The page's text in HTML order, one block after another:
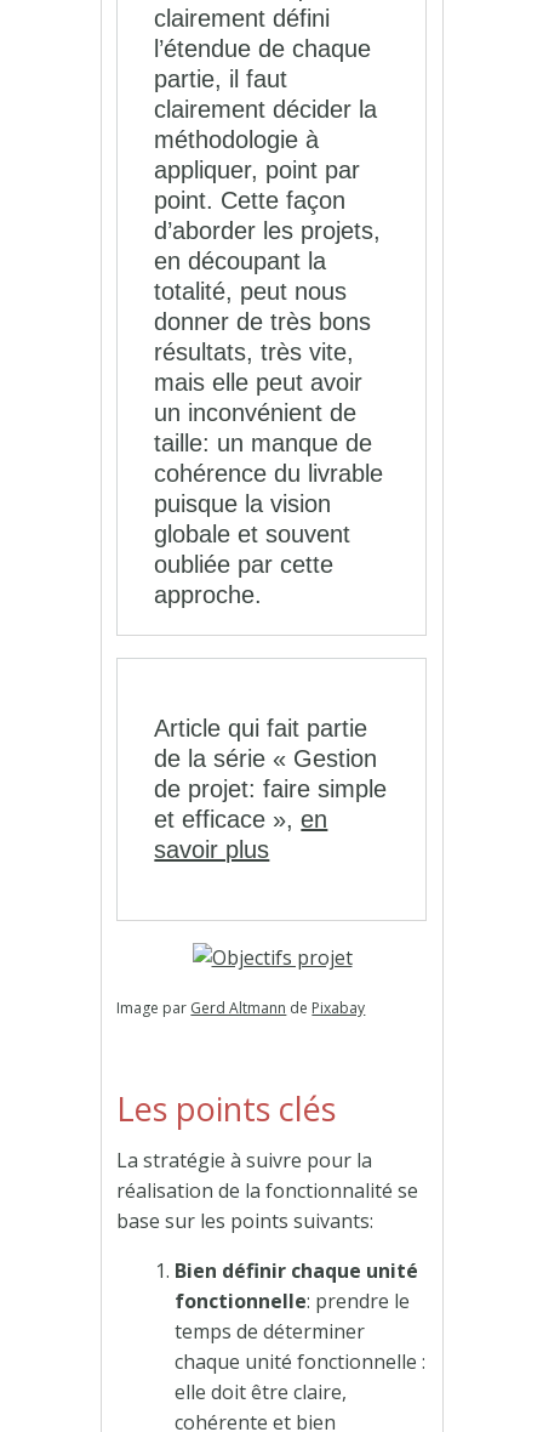
clairement défini
l’étendue de chaque
partie, il faut
clairement décider la
méthodologie à
appliquer, point par
point. Cette façon
d’aborder les projets,
en découpant la
totalité, peut nous
donner de très bons
résultats, très vite,
mais elle peut avoir
un inconvénient de
taille: un manque de
cohérence du livrable
puisque la vision
globale et souvent
oubliée par cette
approche.
Article qui fait partie
de la série « Gestion
de projet: faire simple
et efficace »,en
savoir plus
Image par Gerd Altmann de Pixabay
Les points clés
La stratégie à suivre pour la
réalisation de la fonctionnalité se
base sur les points suivants:
Bien définir chaque unité
fonctionnelle: prendre le
temps de déterminer
chaque unité fonctionnelle :
elle doit être claire,
cohérente et bien